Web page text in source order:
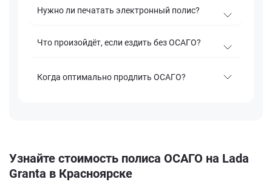
Нужно ли печатать электронный полис?
Что произойдёт, если ездить без ОСАГО?
Когда оптимально продлить ОСАГО?
Узнайте стоимость полиса ОСАГО на Lada
Granta в Красноярске